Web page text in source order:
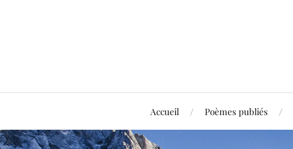
Accueil Poèmes publiés